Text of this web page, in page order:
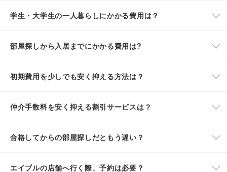
学生・大学生の一人暮らしにかかる費用は？
部屋探しから入居までにかかる費用は?
初期費用を少しでも安く抑える方法は？
仲介手数料を安く抑える割引サービスは？
合格してからの部屋探しだともう遅い？
エイブルの店舗へ行く際、予約は必要？